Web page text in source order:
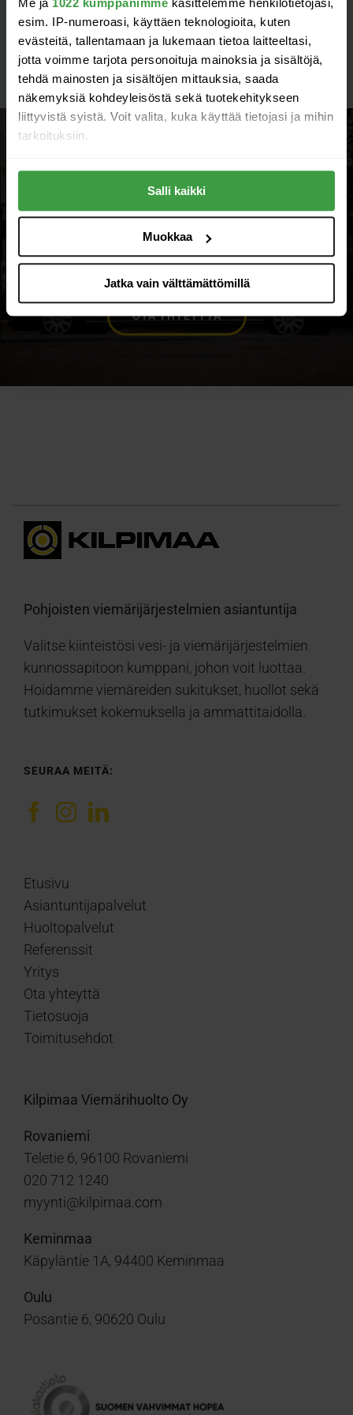
Me ja 1022 kumppanimme käsittelemme henkilötietojasi,
esim. IP-numeroasi, käyttäen teknologioita, kuten
evästeitä, tallentamaan ja lukemaan tietoa laitteeltasi,
jotta voimme tarjota personoituja mainoksia ja sisältöjä,
tehdä mainosten ja sisältöjen mittauksia, saada
näkemyksiä kohdeyleisöstä sekä tuotekehitykseen
liittyvistä syistä. Voit valita, kuka käyttää tietojasi ja mihin
tarkoituksiin.
Jos sallit, haluamme myös tehdä seuraavia:
Kerätä tietoja maantieteellisestä sijainnistasi,
mahdollisesti muutaman metrin tarkkuudella
Tunnistaa laitteesi skannaamalla sen
ominaispiirteitä aktiivisesti (sormenjäljen
suostumustasi tai peruuttaa sen milloin vain
Käytämme evästeitä tarjoamamme sisällön ja mainosten
kerätty, kun olet käyttänyt heidän palvelujaan.
Salli kaikki
Muokkaa
Jatka vain välttämättömillä
Ota yhteyttä ja pyydä
tarjous!
Valitse sinulle sopiva tapa ottaa yhteyttä
– autamme sinua mielellämme.
OTA YHTEYTTÄ
Pohjoisten viemärijärjestelmien asiantuntija
Valitse kiinteistösi vesi- ja viemärijärjestelmien
kunnossapitoon kumppani, johon voit luottaa.
Hoidamme viemäreiden sukitukset, huollot sekä
tutkimukset kokemuksella ja ammattitaidolla.
SEURAA MEITÄ:
Etusivu
Asiantuntijapalvelut
Huoltopalvelut
Referenssit
Yritys
Ota yhteyttä
Tietosuoja
Toimitusehdot
Kilpimaa Viemärihuolto Oy
Rovaniemi
Teletie 6, 96100 Rovaniemi
020 712 1240
myynti@kilpimaa.com
Keminmaa
Käpyläntie 1A, 94400 Keminmaa
Oulu
Posantie 6, 90620 Oulu